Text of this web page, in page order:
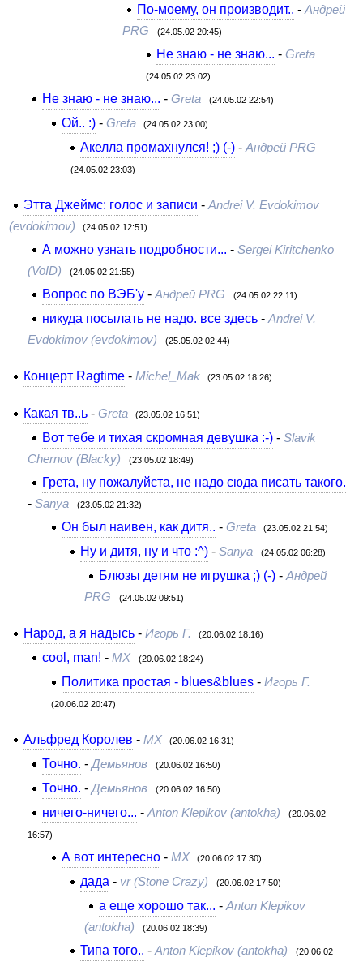
По-моему, он производит.. -Андрей
PRG
(24.05.02 20:45)
Не знаю - не знаю... - Greta
(24.05.02 23:02)
Не знаю - не знаю... -Greta (24.05.02 22:54)
Ой.. :)- Greta (24.05.02 23:00)
Акелла промахнулся! ;) (-)- Андрей PRG
(24.05.02 23:03)
Этта Джеймс: голос и записи - Andrei V. Evdokimov
(evdokimov)
(24.05.02 12:51)
А можно узнать подробности... -Sergei Kiritchenko
(VoID)
(24.05.02 21:55)
Вопрос по ВЭБ'у -Андрей PRG (24.05.02 22:11)
никуда посылать не надо. все здесь -Andrei V.
Evdokimov (evdokimov)
(25.05.02 02:44)
Концерт Ragtime- Michel_Mak (23.05.02 18:26)
Какая тв..ь- Greta (23.05.02 16:51)
Вот тебе и тихая скромная девушка :-) -Slavik
Chernov (Blacky)
(23.05.02 18:49)
Грета, ну пожалуйста, не надо сюда писать такого.
-Sanya (23.05.02 21:32)
Он был наивен, как дитя.. - Greta (23.05.02 21:54)
Ну и дитя, ну и что :^)- Sanya (24.05.02 06:28)
Блюзы детям не игрушка ;) (-) -Андрей
PRG
(24.05.02 09:51)
Народ, а я надысь- Игорь Г. (20.06.02 18:16)
cool, man! -MX (20.06.02 18:24)
Политика простая - blues&blues- Игорь Г.
(20.06.02 20:47)
Альфред Королев - MX (20.06.02 16:31)
Точно. -Демьянов (20.06.02 16:50)
Точно. -Демьянов (20.06.02 16:50)
ничего-ничего... -Anton Klepikov (antokha) (20.06.02
16:57)
А вот интересно- МХ (20.06.02 17:30)
дада - vr (Stone Crazy) (20.06.02 17:50)
а еще хорошо так... -Anton Klepikov
(antokha)
(20.06.02 18:39)
Типа того.. - Anton Klepikov (antokha) (20.06.02